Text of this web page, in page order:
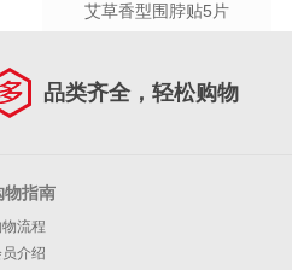
艾草香型围脖贴5片
品类齐全，轻松购物
物指南
物流程
介绍